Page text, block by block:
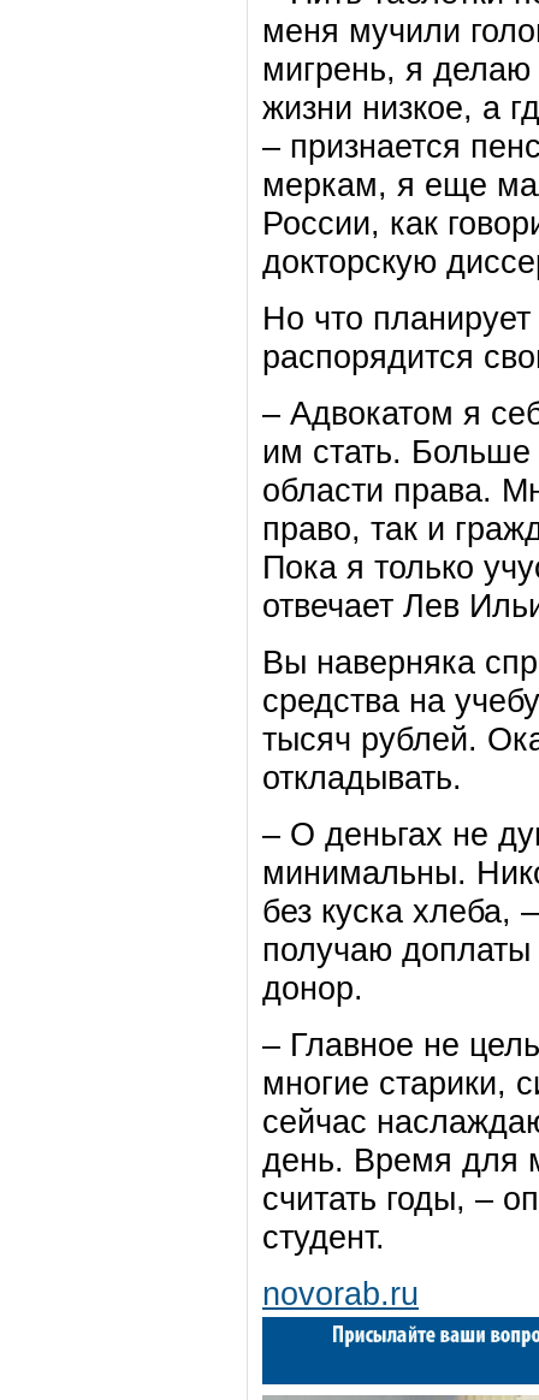
меня мучили
мигрень, я
жизни низкое, а
– признается
меркам, я еще
России, как
докторскую
Но что
распорядится
– Адвокатом я
им стать. Больше
области права.
право, так и
Пока я только
отвечает Лев
Вы наверняка
средства на
тысяч рублей.
откладывать.
– О деньгах не
минимальны.
без куска хлеба,
получаю доплаты
донор.
– Главное не
многие старики,
сейчас
день. Время для
считать годы, –
студент.
novorab.ru